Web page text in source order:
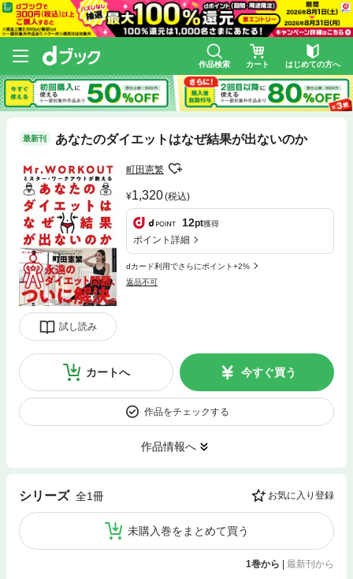
作品検索 カート はじめての方へ
最新刊 あなたのダイエットはなぜ結果が出ないのか
試し読み
町田憲繁
1,320(税込)
12pt獲得
ポイント詳細
dカード利用でさらにポイント+2%
返品不可
カートへ 今すぐ買う
作品をチェックする
作品情報へ
シリーズ 全1冊 お気に入り登録
未購入巻をまとめて買う
1巻から | 最新刊から